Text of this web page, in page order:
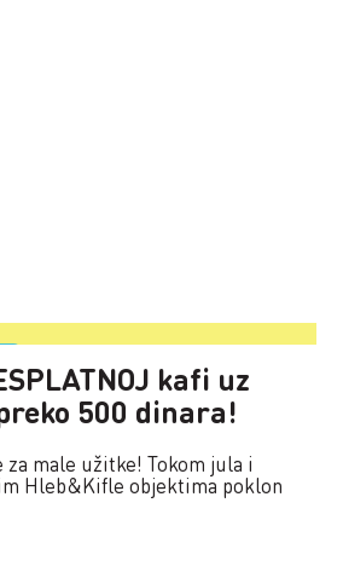
kafi uz
500 dinara!
za male užitke! Tokom jula i
Hleb&Kifle objektima poklon